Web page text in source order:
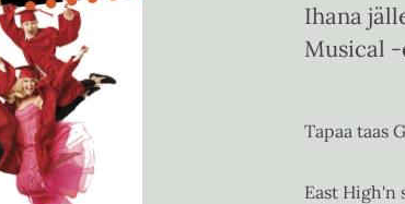
Ihana
Musical
Tapaa taas
East High'n